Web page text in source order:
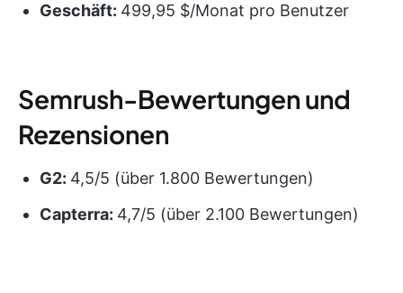
Geschäft: 499,95 $/Monat pro Benutzer
Semrush-Bewertungen und
Rezensionen
G2: 4,5/5 (über 1.800 Bewertungen)
Capterra: 4,7/5 (über 2.100 Bewertungen)